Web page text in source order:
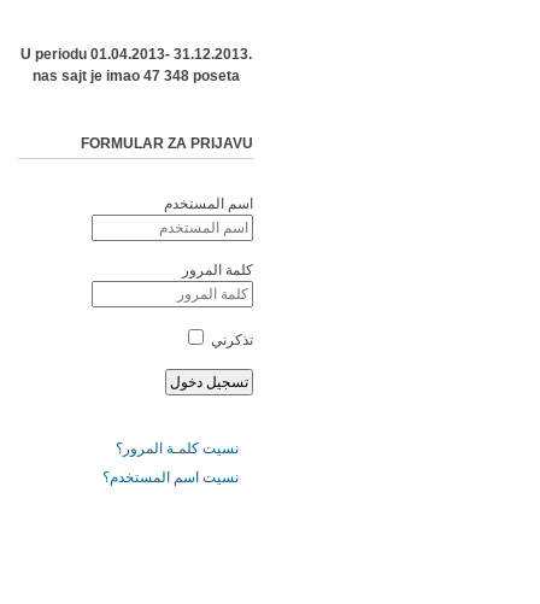
U periodu 01.04.2013- 31.12.2013.
nas sajt je imao 47 348 poseta
FORMULAR ZA PRIJAVU
اسم المستخدم
كلمة المرور
تذكرني
نسيت كلمـة المرور؟
نسيت اسم المستخدم؟